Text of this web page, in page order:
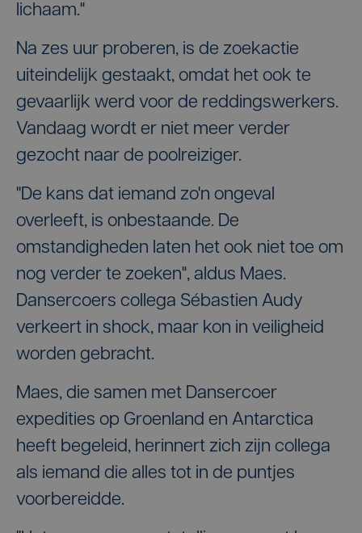
lichaam."
Na zes uur proberen, is de zoekactie
uiteindelijk gestaakt, omdat het ook te
gevaarlijk werd voor de reddingswerkers.
Vandaag wordt er niet meer verder
gezocht naar de poolreiziger.
"De kans dat iemand zo'n ongeval
overleeft, is onbestaande. De
omstandigheden laten het ook niet toe om
nog verder te zoeken", aldus Maes.
Dansercoers collega Sébastien Audy
verkeert in shock, maar kon in veiligheid
worden gebracht.
Maes, die samen met Dansercoer
expedities op Groenland en Antarctica
heeft begeleid, herinnert zich zijn collega
als iemand die alles tot in de puntjes
voorbereidde.